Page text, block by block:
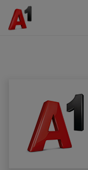
EN